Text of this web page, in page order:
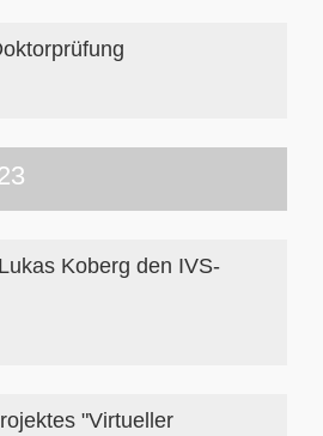
Koberg den IVS-
"Virtueller